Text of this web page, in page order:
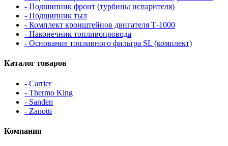
- Подшипник фронт (турбины испарителя)
- Подшипник тыл
- Комплект кронштейнов двигателя Т-1000
- Наконечник топливопровода
- Основание топливного фильтра SL (комплект)
Каталог товаров
- Carrier
- Thermo King
- Sanden
- Zanotti
Компания